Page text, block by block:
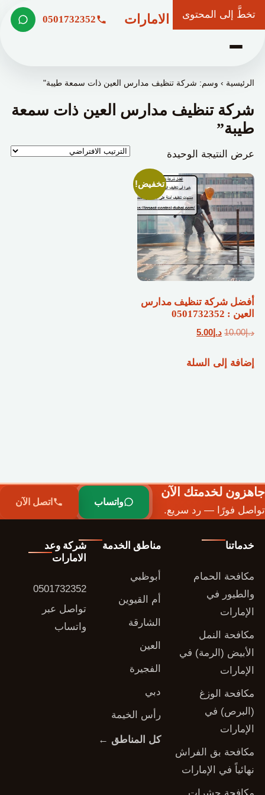
تخطَّ إلى المحتوى
شركة وعد الامارات 0501732352
الرئيسية ›وسم: شركة تنظيف مدارس العين ذات سمعة طيبة"
شركة تنظيف مدارس العين ذات سمعة
طيبة”
عرض النتيجة الوحيدة
تخفيض!
أفضل شركة تنظيف مدارس
العين : 0501732352
د.إ10.00 السعر
هو:
د.إ 5.00السعر
هو:
إضافة إلى السلة
جاهزون لخدمتك الآن
تواصل فورًا — رد سريع.
واتساب اتصل الآن
خدماتنا
مكافحة الحمام
والطيور في
الإمارات
مكافحة النمل
الأبيض (الرمة) في
الإمارات
مكافحة الوزغ
(البرص) في
الإمارات
مكافحة بق الفراش
نهائياً في الإمارات
مناطق الخدمة
أبوظبي
أم القيوين
الشارقة
العين
الفجيرة
دبي
رأس الخيمة
كل المناطق ←
شركة وعد
الامارات
0501732352
تواصل عبر
واتساب